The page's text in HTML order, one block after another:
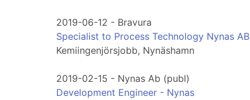
2019-06-12 - Bravura
Specialist to Process Technology Nynas AB
Kemiingenjörsjobb, Nynäshamn
2019-02-15 - Nynas Ab (publ)
Development Engineer - Nynas